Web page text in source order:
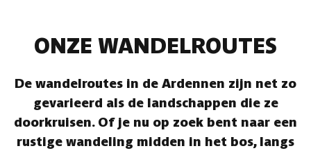
ONZE WANDELROUTES
De wandelroutes in de Ardennen zijn net zo
gevarieerd als de landschappen die ze
doorkruisen. Of je nu op zoek bent naar een
rustige wandeling midden in het bos, langs